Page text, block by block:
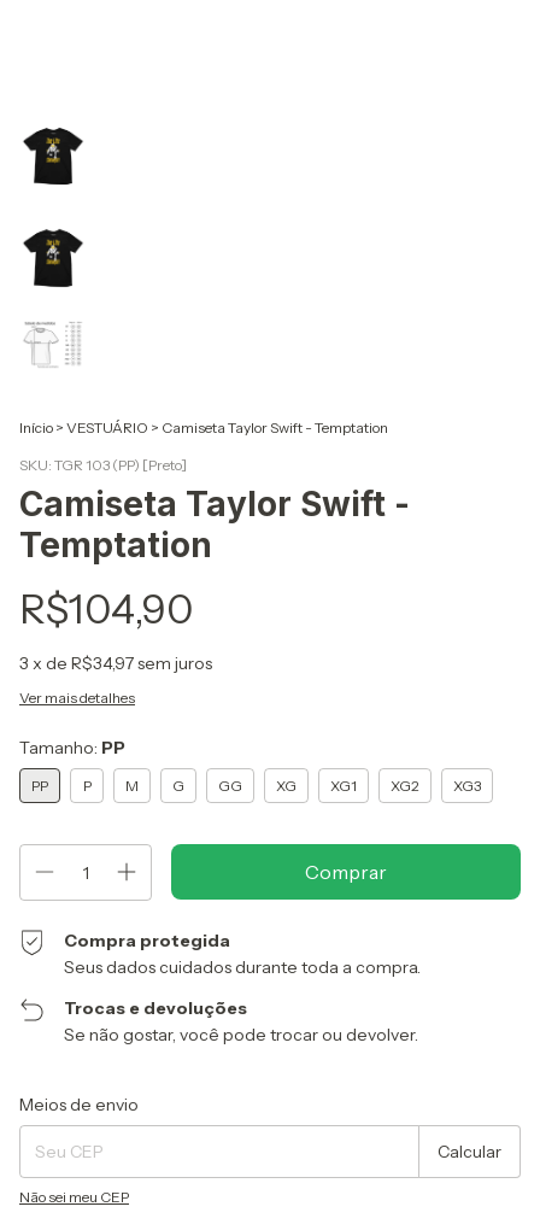
Início > VESTUÁRIO > Camiseta Taylor Swift - Temptation
SKU: TGR 103 (PP) [Preto]
Camiseta Taylor Swift -
Temptation
R$104,90
3 x de R$34,97sem juros
Ver mais detalhes
Tamanho: PP
PP P M G GG XG XG1 XG2 XG3
Compra protegida
Seus dados cuidados durante toda a compra.
Trocas e devoluções
Se não gostar, você pode trocar ou devolver.
Entregas para o CEP:
Meios de envio
Calcular
Não sei meu CEP